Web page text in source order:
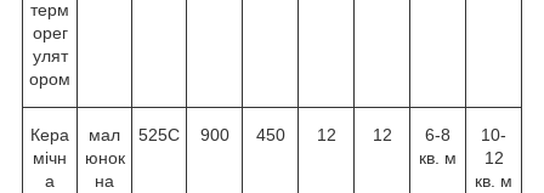
терм
орег
улят
ором
Кера
мічн
а
мал
юнок
на
525C 900 450 12 12
6-8
кв. м
10-
12
кв. м